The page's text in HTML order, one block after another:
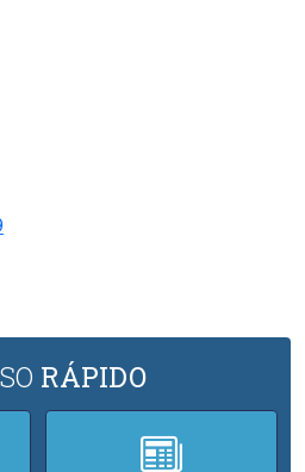
RÁPIDO